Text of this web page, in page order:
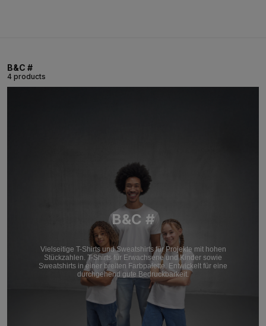
B&C #
4 products
B&C #
Vielseitige T-Shirts und Sweatshirts für Projekte mit hohen
Stückzahlen. T-Shirts für Erwachsene und Kinder sowie
Sweatshirts in einer breiten Farbpalette. Entwickelt für eine
durchgehend gute Bedruckbarkeit.